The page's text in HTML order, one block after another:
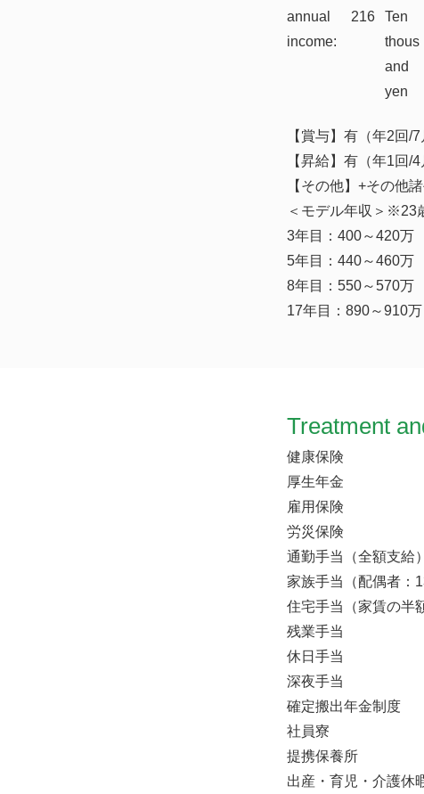
annual
income:
216
Ten
thous
and
yen
【賞与】有（年2回/7
【昇給】有（年1回/4
【その他】+その他
＜モデル年収＞※23
3年目：400～420万
5年目：440～460万
8年目：550～570万
17年目：890～910万
Treatment
健康保険
厚生年金
雇用保険
労災保険
通勤手当（全額支給）
家族手当（配偶者：
住宅手当（家賃の半
残業手当
休日手当
深夜手当
確定搬出年金制度
社員寮
提携保養所
出産・育児・介護休